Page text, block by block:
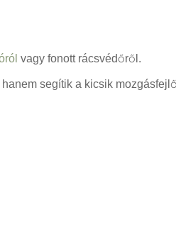
vagy fonott rácsvédőről.
segítik a kicsik